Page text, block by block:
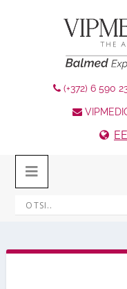
(+372) 6 590
EE